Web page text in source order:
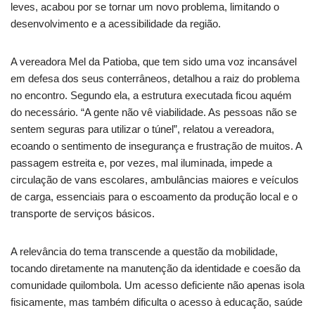
leves, acabou por se tornar um novo problema, limitando o
desenvolvimento e a acessibilidade da região.
A vereadora Mel da Patioba, que tem sido uma voz incansável
em defesa dos seus conterrâneos, detalhou a raiz do problema
no encontro. Segundo ela, a estrutura executada ficou aquém
do necessário. “A gente não vê viabilidade. As pessoas não se
sentem seguras para utilizar o túnel”, relatou a vereadora,
ecoando o sentimento de insegurança e frustração de muitos. A
passagem estreita e, por vezes, mal iluminada, impede a
circulação de vans escolares, ambulâncias maiores e veículos
de carga, essenciais para o escoamento da produção local e o
transporte de serviços básicos.
A relevância do tema transcende a questão da mobilidade,
tocando diretamente na manutenção da identidade e coesão da
comunidade quilombola. Um acesso deficiente não apenas isola
fisicamente, mas também dificulta o acesso à educação, saúde